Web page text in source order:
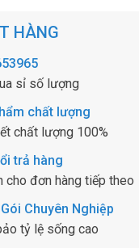
HÀNG
sỉ số lượng
chất lượng
chất lượng 100%
trả hàng
cho đơn hàng tiếp theo
Chuyên Nghiệp
tỷ lệ sống cao